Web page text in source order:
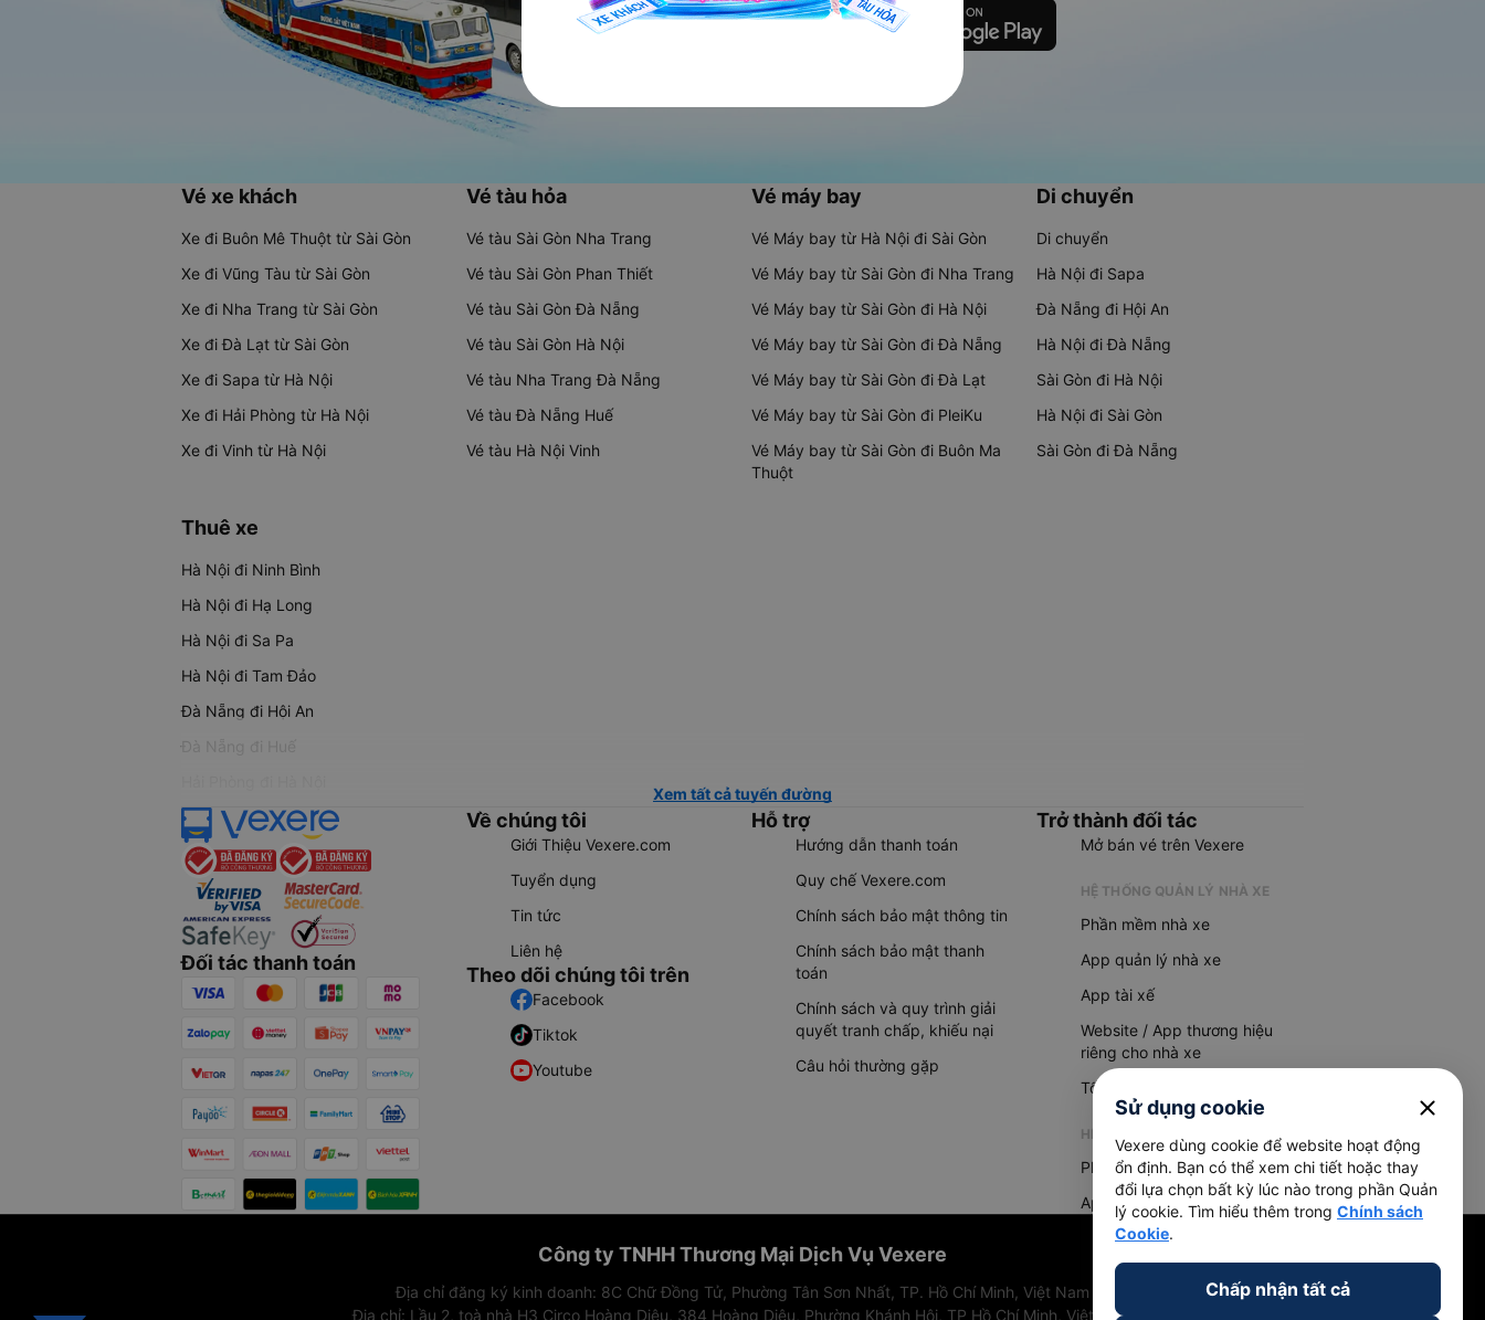
Vé xe khách
Xe đi Buôn Mê Thuột từ Sài Gòn
Xe đi Vũng Tàu từ Sài Gòn
Xe đi Nha Trang từ Sài Gòn
Xe đi Đà Lạt từ Sài Gòn
Xe đi Sapa từ Hà Nội
Xe đi Hải Phòng từ Hà Nội
Xe đi Vinh từ Hà Nội
Vé tàu hỏa
Vé tàu Sài Gòn Nha Trang
Vé tàu Sài Gòn Phan Thiết
Vé tàu Sài Gòn Đà Nẵng
Vé tàu Sài Gòn Hà Nội
Vé tàu Nha Trang Đà Nẵng
Vé tàu Đà Nẵng Huế
Vé tàu Hà Nội Vinh
Vé máy bay
Vé Máy bay từ Hà Nội đi Sài Gòn
Vé Máy bay từ Sài Gòn đi Nha Trang
Vé Máy bay từ Sài Gòn đi Hà Nội
Vé Máy bay từ Sài Gòn đi Đà Nẵng
Vé Máy bay từ Sài Gòn đi Đà Lạt
Vé Máy bay từ Sài Gòn đi PleiKu
Vé Máy bay từ Sài Gòn đi Buôn Ma
Thuột
Di chuyển
Di chuyển
Hà Nội đi Sapa
Đà Nẵng đi Hội An
Hà Nội đi Đà Nẵng
Sài Gòn đi Hà Nội
Hà Nội đi Sài Gòn
Sài Gòn đi Đà Nẵng
Thuê xe
Hà Nội đi Ninh Bình
Hà Nội đi Hạ Long
Hà Nội đi Sa Pa
Hà Nội đi Tam Đảo
Đà Nẵng đi Hội An
Đà Nẵng đi Huế
Xem tất cả tuyến đường
Đối tác thanh toán
Về chúng tôi
Giới Thiệu Vexere.com
Tuyển dụng
Tin tức
Liên hệ
Theo dõi chúng tôi trên
Facebook
Tiktok
Youtube
Hỗ trợ
Hướng dẫn thanh toán
Quy chế Vexere.com
Chính sách bảo mật thông tin
Chính sách bảo mật thanh
toán
Chính sách và quy trình giải
quyết tranh chấp, khiếu nại
Câu hỏi thường gặp
Trở thành đối tác
Mở bán vé trên Vexere
HỆ THỐNG QUẢN LÝ NHÀ XE
Phần mềm nhà xe
App quản lý nhà xe
App tài xế
Website / App thương hiệu
riêng cho nhà xe
Tổng đài AI
HỆ THỐNG QUẢN LÝ HÀNG HOÁ
Phần mềm quản lý hàng hoá
App quản lý hàng hoá
Công ty TNHH Thương Mại Dịch Vụ Vexere
Địa chỉ đăng ký kinh doanh: 8C Chữ Đồng Tử, Phường Tân Sơn Nhất, TP. Hồ Chí Minh, Việt Nam
Địa chỉ: Lầu 2, toà nhà H3 Circo Hoàng Diệu, 384 Hoàng Diệu, Phường Khánh Hội, TP Hồ Chí Minh, Việt Nam
Sử dụng cookie close
Vexere dùng cookie để website hoạt động
ổn định. Bạn có thể xem chi tiết hoặc thay
đổi lựa chọn bất kỳ lúc nào trong phần Quản
lý cookie. Tìm hiểu thêm trong Chính sách
Cookie.
Chấp nhận tất cả